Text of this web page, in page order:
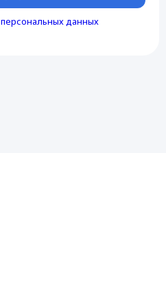
персональных данных